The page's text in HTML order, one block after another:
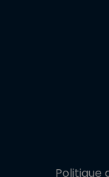
Politique